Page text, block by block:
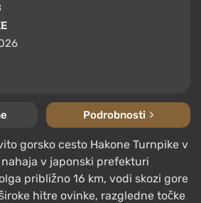
Podrobnosti
gorsko cesto Hakone Turnpike v
nahaja v japonski prefekturi
približno 16 km, vodi skozi gore
hitre ovinke, razgledne točke